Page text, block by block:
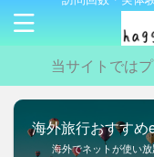
当サイトでは
海外旅行おすすめ
海外でネットが使い放